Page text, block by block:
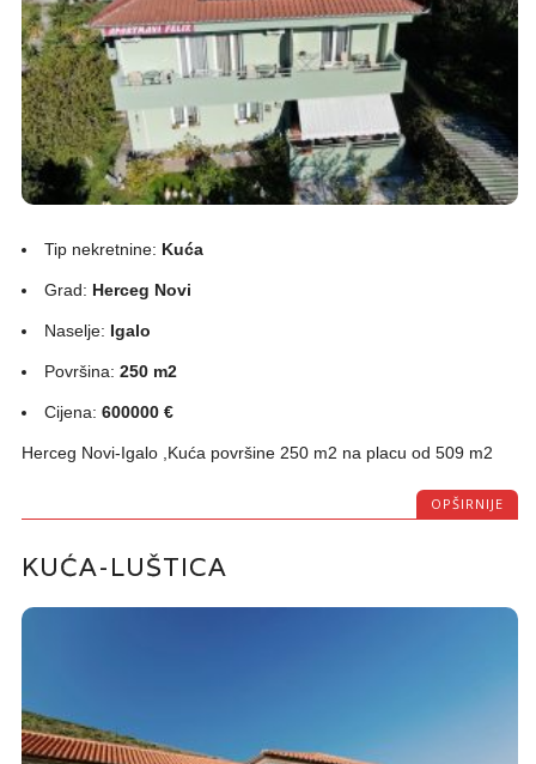
Tip nekretnine: Kuća
Grad: Herceg Novi
Naselje: Igalo
Površina:250 m2
Cijena:600000 €
Herceg Novi-Igalo ,Kuća površine 250 m2 na placu od 509 m2
OPŠIRNIJE
KUĆA-LUŠTICA